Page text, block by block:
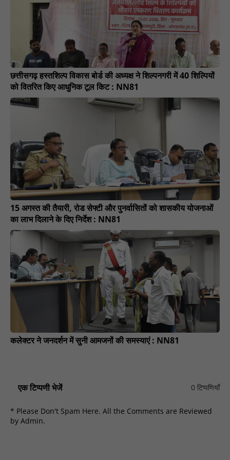
छत्तीसगढ़ हस्तशिल्प विकास बोर्ड की अध्यक्ष ने शिल्पनगरी में 40 शिल्पियों
को वितरित किए आधुनिक टूल किट : NN81
15 अगस्त की तैयारी, रोड सेफ्टी और पुनर्वासितों को शासकीय योजनाओं
का लाभ दिलाने के दिए निर्देश : NN81
कलेक्टर ने जनदर्शन में सुनी आमजनों की समस्याएं : NN81
एक टिप्पणी भेजें 0 टिप्पणियाँ
* Please Don't Spam Here. All the Comments are Reviewed
by Admin.